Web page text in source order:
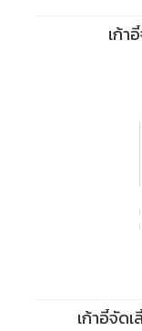
เก้า
เก้าอี้จัด